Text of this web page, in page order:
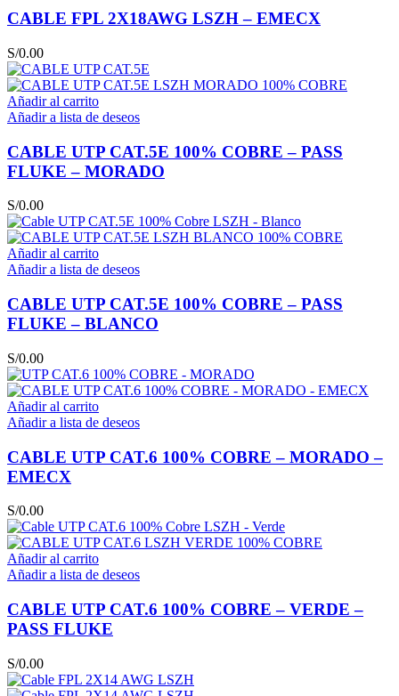
CABLE FPL 2X18AWG LSZH – EMECX
S/0.00
Añadir al carrito
Añadir a lista de deseos
CABLE UTP CAT.5E 100% COBRE – PASS
FLUKE – MORADO
S/0.00
Añadir al carrito
Añadir a lista de deseos
CABLE UTP CAT.5E 100% COBRE – PASS
FLUKE – BLANCO
S/0.00
Añadir al carrito
Añadir a lista de deseos
CABLE UTP CAT.6 100% COBRE – MORADO –
EMECX
S/0.00
Añadir al carrito
Añadir a lista de deseos
CABLE UTP CAT.6 100% COBRE – VERDE –
PASS FLUKE
S/0.00